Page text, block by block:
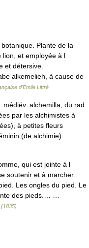
Plante de la
lion, et employée à l
et détersive.
alkemelieh, à cause de
d'Émile Littré
alchemilla, du rad.
par les alchimistes à
à petites fleurs
(de alchimie) …
qui est jointe à l
soutenir et à marcher.
Les ongles du pied. Le
des pieds.… …